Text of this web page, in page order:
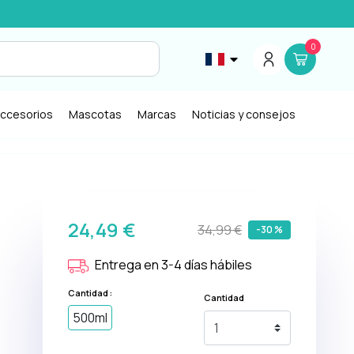
0
Mascotas Marcas Noticias y consejos
24,49 € 34,99 € -30 %
Entrega en 3-4 días hábiles
Cantidad :
500ml
Cantidad